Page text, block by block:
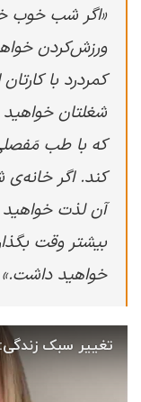
«اگر شب خوب
ورزش‌کردن
کمردرد با
شغلتان
که با طب
کند. اگر
آن لذت خواهید
بیشتر وقت
خواهید داشت.»